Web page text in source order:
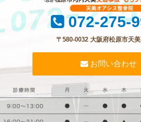
072-275-
〒580-0032 大阪府松原市天
お問い合わせ